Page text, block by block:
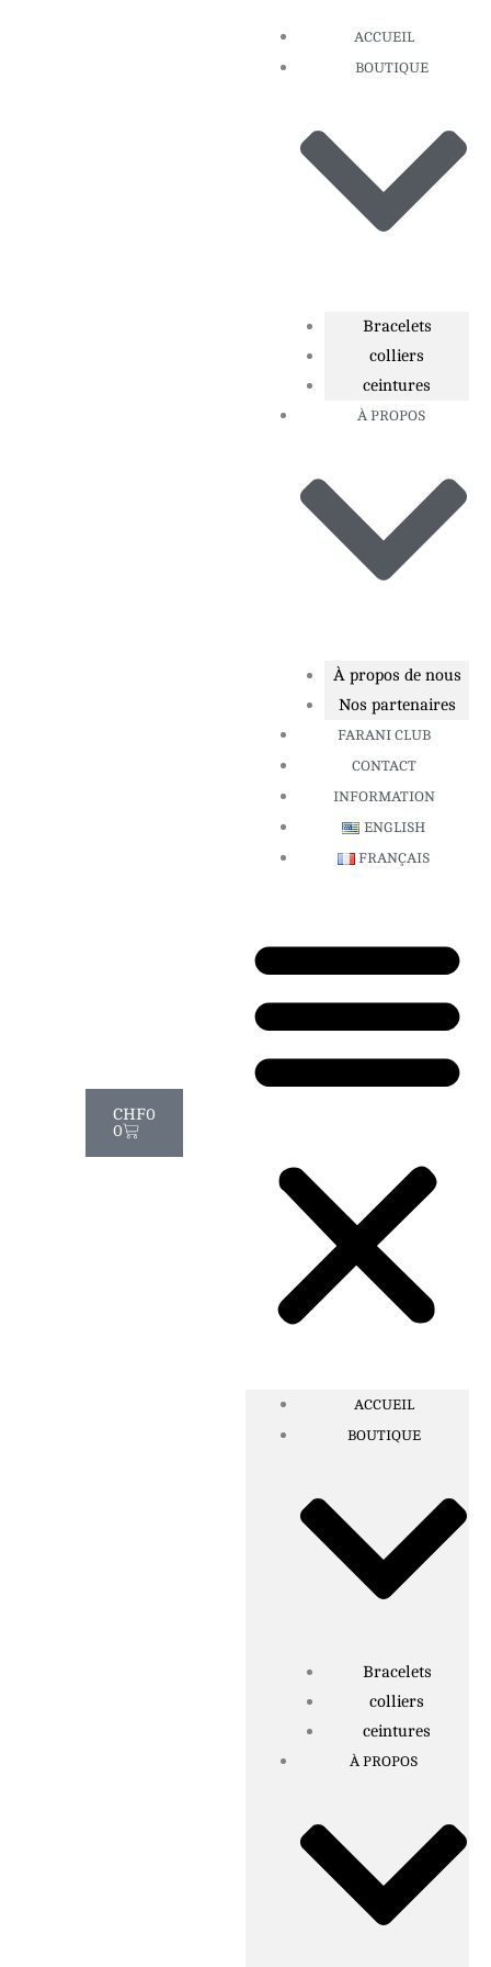
ACCUEIL
BOUTIQUE
Bracelets
colliers
ceintures
À PROPOS
À propos de nous
Nos partenaires
FARANI CLUB
CONTACT
INFORMATION
ENGLISH
FRANÇAIS
ACCUEIL
BOUTIQUE
Bracelets
colliers
ceintures
À PROPOS
CHF0
0